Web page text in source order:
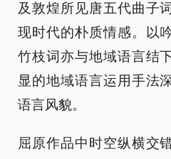
及敦煌所见唐五代曲子
现时代的朴质情感。以
竹枝词亦与地域语言结
显的地域语言运用手法
语言风貌。
屈原作品中时空纵横交